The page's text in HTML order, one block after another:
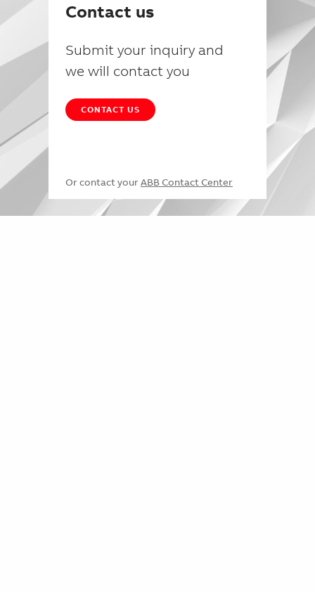
Contact us
Submit your inquiry and
we will contact you
CONTACT US
Or contact your ABB Contact Center